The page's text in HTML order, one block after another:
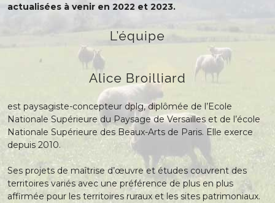
actualisées à venir en 2022 et 2023.
L’équipe
Alice Broilliard
est paysagiste-concepteur dplg, diplômée de l’Ecole
Nationale Supérieure du Paysage de Versailles et de l’école
Nationale Supérieure des Beaux-Arts de Paris. Elle exerce
depuis 2010.
Ses projets de maîtrise d’œuvre et études couvrent des
territoires variés avec une préférence de plus en plus
affirmée pour les territoires ruraux et les sites patrimoniaux.